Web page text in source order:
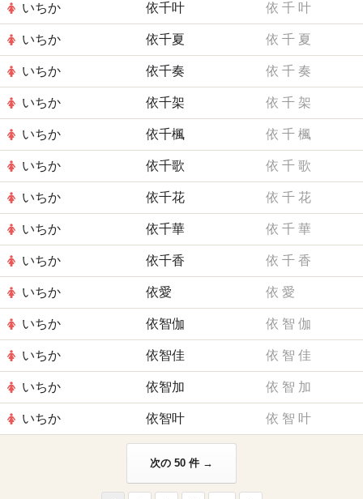
いちか 依千叶 依 千 叶
いちか 依千夏 依 千 夏
いちか 依千奏 依 千 奏
いちか 依千架 依 千 架
いちか 依千楓 依 千 楓
いちか 依千歌 依 千 歌
いちか 依千花 依 千 花
いちか 依千華 依 千 華
いちか 依千香 依 千 香
いちか 依愛 依 愛
いちか 依智伽 依 智 伽
いちか 依智佳 依 智 佳
いちか 依智加 依 智 加
いちか 依智叶 依 智 叶
次の 50 件 →